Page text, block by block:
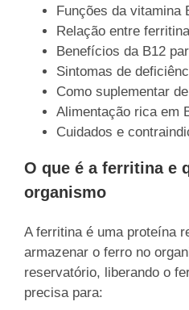
Funções da vitamina
Relação entre
Benefícios da B12
Sintomas de
Como suplementar
Alimentação rica em
Cuidados e
O que é a ferritina e
organismo
A ferritina é uma proteína
armazenar o ferro no
reservatório, liberando o
precisa para: